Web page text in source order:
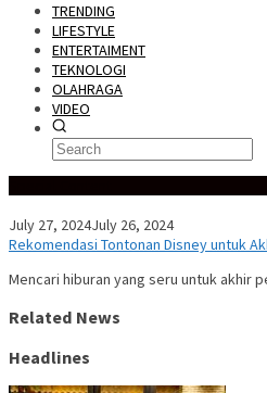
TRENDING
LIFESTYLE
ENTERTAIMENT
TEKNOLOGI
OLAHRAGA
VIDEO
July 27, 2024July 26, 2024
Rekomendasi Tontonan Disney untuk
Mencari hiburan yang seru untuk akhir
Related News
Headlines